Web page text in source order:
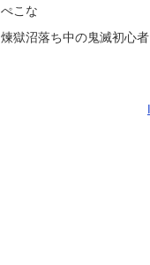
ぺこな
煉󠄁獄沼落ち中の鬼滅初心者